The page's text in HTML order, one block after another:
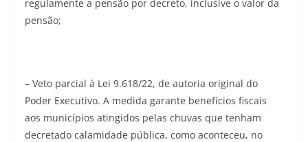
regulamente a pensão por decreto, inclusive o valor da
pensão;
– Veto parcial à Lei 9.618/22, de autoria original do
Poder Executivo. A medida garante benefícios fiscais
aos municípios atingidos pelas chuvas que tenham
decretado calamidade pública, como aconteceu, no